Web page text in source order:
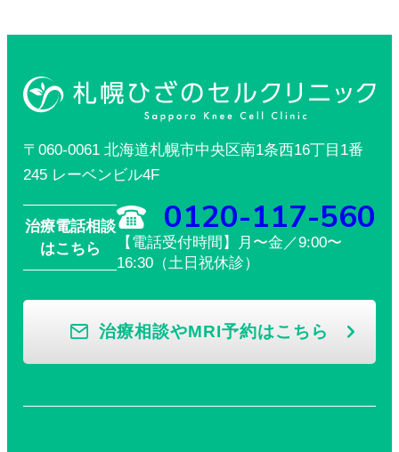
〒060-0061 北海道札幌市中央区南1条西16丁目1番
245 レーベンビル4F
治療電話相談
はこちら
0120-117-560
【電話受付時間】月〜金／9:00〜
16:30（土日祝休診）
治療相談やMRI予約はこちら